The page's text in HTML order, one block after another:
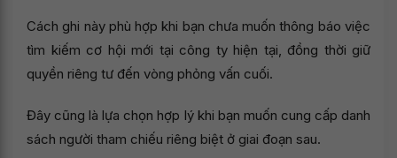
Cách ghi này phù hợp khi bạn chưa muốn thông báo việc
tìm kiếm cơ hội mới tại công ty hiện tại, đồng thời giữ
quyền riêng tư đến vòng phỏng vấn cuối.
Đây cũng là lựa chọn hợp lý khi bạn muốn cung cấp danh
sách người tham chiếu riêng biệt ở giai đoạn sau.